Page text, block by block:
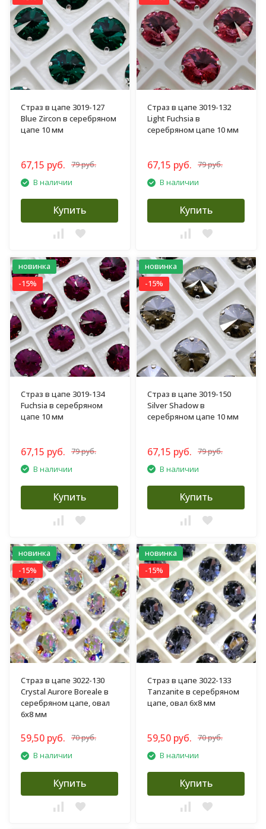
Страз в цапе 3019-127
Blue Zircon в серебряном
цапе 10 мм
67,15 руб. 79 руб.
В наличии
Купить
Страз в цапе 3019-132
Light Fuchsia в
серебряном цапе 10 мм
67,15 руб. 79 руб.
В наличии
Купить
новинка
-15%
Страз в цапе 3019-134
Fuchsia в серебряном
цапе 10 мм
67,15 руб. 79 руб.
В наличии
Купить
новинка
-15%
Страз в цапе 3019-150
Silver Shadow в
серебряном цапе 10 мм
67,15 руб. 79 руб.
В наличии
Купить
новинка
-15%
Страз в цапе 3022-130
Crystal Aurore Boreale в
серебряном цапе, овал
6х8 мм
59,50 руб. 70 руб.
В наличии
Купить
новинка
-15%
Страз в цапе 3022-133
Tanzanite в серебряном
цапе, овал 6х8 мм
59,50 руб. 70 руб.
В наличии
Купить